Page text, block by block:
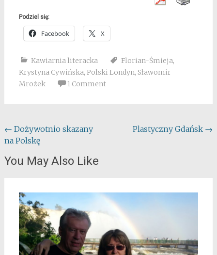
Podziel się:
Facebook X
Kawiarnia literacka Florian-Śmieja,
Krystyna Cywińska, Polski Londyn, Sławomir
Mrożek
1 Comment
Post
navigation
← Dożywotnio skazany
na Polskę
Plastyczny Gdańsk →
You May Also Like